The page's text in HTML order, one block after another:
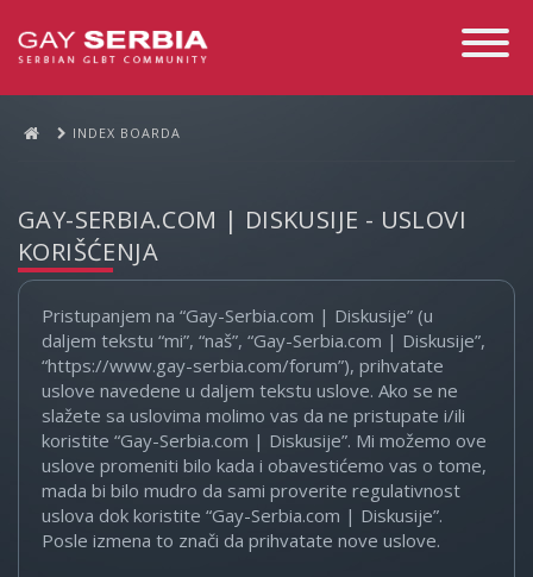
Toggle
INDEX BOARDA
GAY-SERBIA.COM | DISKUSIJE - USLOVI
KORIŠĆENJA
Pristupanjem na “Gay-Serbia.com | Diskusije” (u
daljem tekstu “mi”, “naš”, “Gay-Serbia.com | Diskusije”,
“https://www.gay-serbia.com/forum”), prihvatate
uslove navedene u daljem tekstu uslove. Ako se ne
slažete sa uslovima molimo vas da ne pristupate i/ili
koristite “Gay-Serbia.com | Diskusije”. Mi možemo ove
uslove promeniti bilo kada i obavestićemo vas o tome,
mada bi bilo mudro da sami proverite regulativnost
uslova dok koristite “Gay-Serbia.com | Diskusije”.
Posle izmena to znači da prihvatate nove uslove.